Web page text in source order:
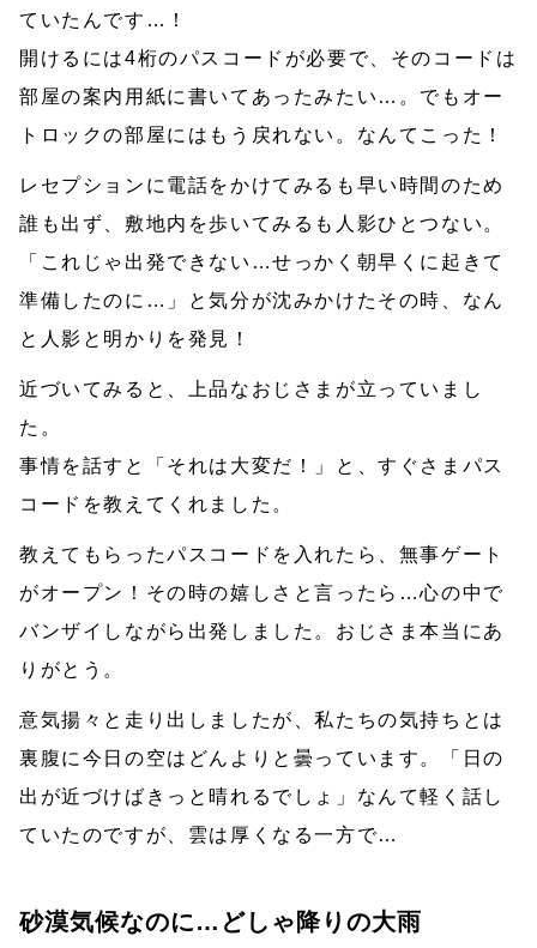
ていたんです…！
開けるには4桁のパスコードが必要で、そのコードは
部屋の案内用紙に書いてあったみたい…。でもオー
トロックの部屋にはもう戻れない。なんてこった！
レセプションに電話をかけてみるも早い時間のため
誰も出ず、敷地内を歩いてみるも人影ひとつない。
「これじゃ出発できない…せっかく朝早くに起きて
準備したのに…」と気分が沈みかけたその時、なん
と人影と明かりを発見！
近づいてみると、上品なおじさまが立っていまし
た。
事情を話すと「それは大変だ！」と、すぐさまパス
コードを教えてくれました。
教えてもらったパスコードを入れたら、無事ゲート
がオープン！その時の嬉しさと言ったら…心の中で
バンザイしながら出発しました。おじさま本当にあ
りがとう。
意気揚々と走り出しましたが、私たちの気持ちとは
裏腹に今日の空はどんよりと曇っています。「日の
出が近づけばきっと晴れるでしょ」なんて軽く話し
ていたのですが、雲は厚くなる一方で…
砂漠気候なのに…どしゃ降りの大雨